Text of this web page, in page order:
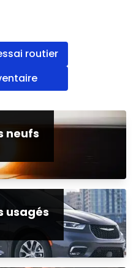
routier
neufs
usagés